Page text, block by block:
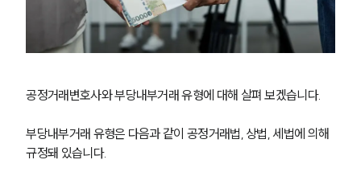
공정거래변호사와 부당내부거래 유형에 대해 살펴 보겠습니다.
부당내부거래 유형은 다음과 같이 공정거래법, 상법, 세법에 의해
규정돼 있습니다.